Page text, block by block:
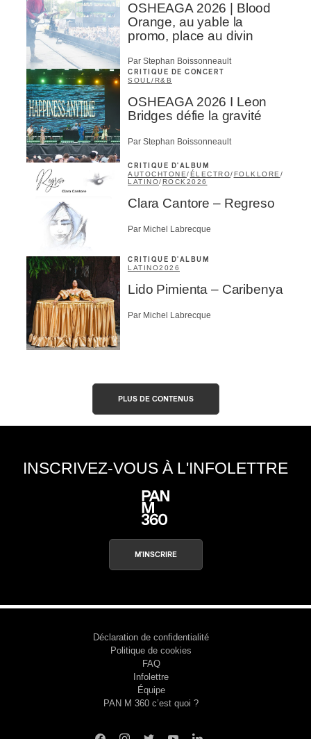
OSHEAGA 2026 | Blood
Orange, au yable la
promo, place au divin
Par Stephan Boissonneault
CRITIQUE DE CONCERT
SOUL/R&B
OSHEAGA 2026 I Leon
Bridges défie la gravité
Par Stephan Boissonneault
CRITIQUE D'ALBUM
AUTOCHTONE/ ÉLECTRO/ FOLKLORE/
LATINO/ ROCK2026
Clara Cantore – Regreso
Par Michel Labrecque
CRITIQUE D'ALBUM
LATINO2026
Lido Pimienta – Caribenya
Par Michel Labrecque
PLUS DE CONTENUS
INSCRIVEZ-VOUS À L'INFOLETTRE
M'INSCRIRE
Déclaration de confidentialité
Politique de cookies
FAQ
Infolettre
Équipe
PAN M 360 c’est quoi ?